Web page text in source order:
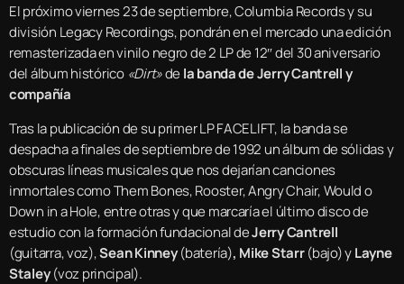
El próximo viernes 23 de septiembre, Columbia Records y su
división Legacy Recordings, pondrán en el mercado una edición
remasterizada en vinilo negro de 2 LP de 12″ del 30 aniversario
del álbum histórico«Dirt»de la banda de Jerry Cantrell y
compañía
Tras la publicación de su primer LP FACELIFT, la banda se
despacha a finales de septiembre de 1992 un álbum de sólidas y
obscuras líneas musicales que nos dejarían canciones
inmortales como Them Bones, Rooster, Angry Chair, Would o
Down in a Hole, entre otras y que marcaría el último disco de
estudio con la formación fundacional deJerry Cantrell
(guitarra, voz),Sean Kinney(batería), Mike Starr(bajo) yLayne
Staley(voz principal).